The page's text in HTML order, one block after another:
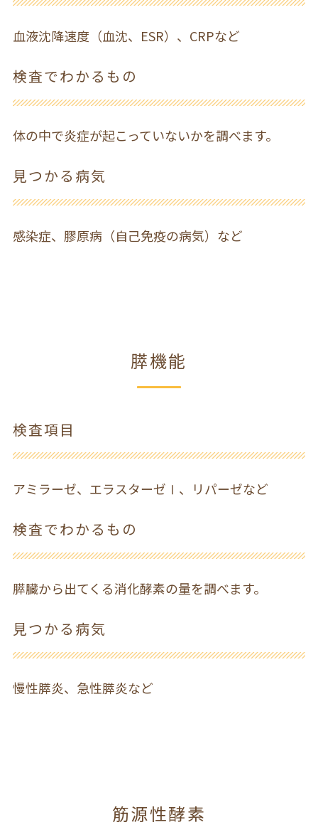
血液沈降速度（血沈、ESR）、CRPなど
検査でわかるもの
体の中で炎症が起こっていないかを調べます。
見つかる病気
感染症、膠原病（自己免疫の病気）など
膵機能
検査項目
アミラーゼ、エラスターゼⅠ、リパーゼなど
検査でわかるもの
膵臓から出てくる消化酵素の量を調べます。
見つかる病気
慢性膵炎、急性膵炎など
筋源性酵素